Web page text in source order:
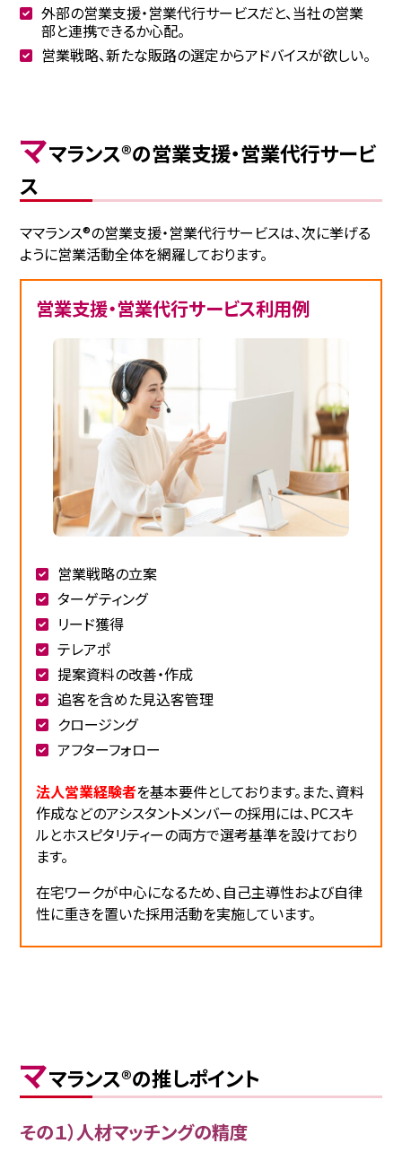
外部の営業支援・営業代行サービスだと、当社の営業
部と連携できるか心配。
営業戦略、新たな販路の選定からアドバイスが欲しい。
ママランス®の営業支援・営業代行サービ
ス
ママランス®の営業支援・営業代行サービスは、次に挙げる
ように営業活動全体を網羅しております。
営業支援・営業代行サービス利用例
営業戦略の立案
ターゲティング
リード獲得
テレアポ
提案資料の改善・作成
追客を含めた見込客管理
クロージング
アフターフォロー
法人営業経験者を基本要件としております。また、資料
作成などのアシスタントメンバーの採用には、PCスキ
ルとホスピタリティーの両方で選考基準を設けており
ます。
在宅ワークが中心になるため、自己主導性および自律
性に重きを置いた採用活動を実施しています。
ママランス®の推しポイント
その１）人材マッチングの精度